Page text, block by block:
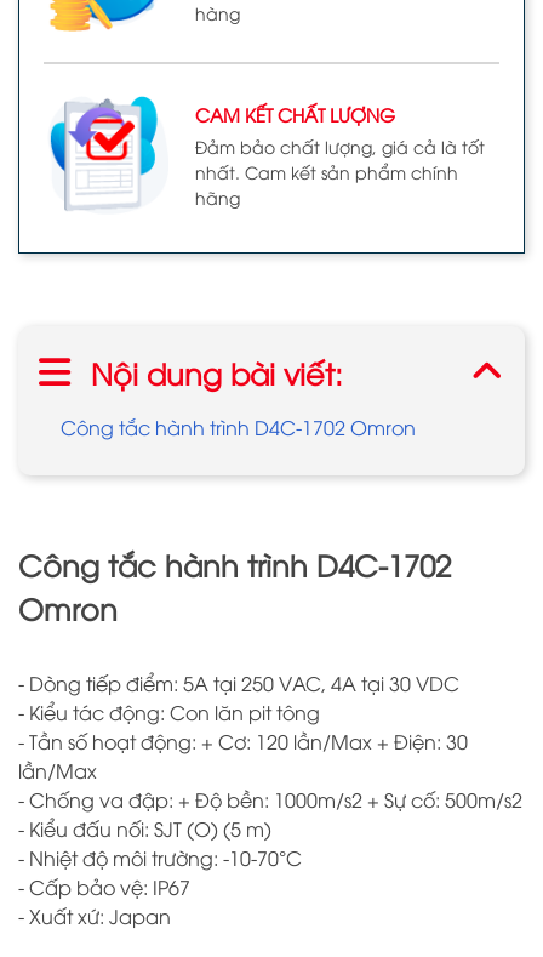
hàng
CAM KẾT CHẤT LƯỢNG
Đảm bảo chất lượng, giá cả là tốt
nhất. Cam kết sản phẩm chính
hãng
Nội dung bài viết:
Công tắc hành trình D4C-1702 Omron
Công tắc hành trình D4C-1702
Omron
- Dòng tiếp điểm: 5A tại 250 VAC, 4A tại 30 VDC
- Kiểu tác động: Con lăn pit tông
- Tần số hoạt động: + Cơ: 120 lần/Max + Điện: 30
lần/Max
- Chống va đập: + Độ bền: 1000m/s2 + Sự cố: 500m/s2
- Kiểu đấu nối: SJT (O) (5 m)
- Nhiệt độ môi trường: -10-70°C
- Cấp bảo vệ: IP67
- Xuất xứ: Japan